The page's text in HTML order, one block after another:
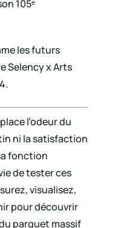
105ᵉ
les futurs
Selency x Arts
l’odeur du
ni la satisfaction
fonction
de tester ces
visualisez,
pour découvrir
parquet massif